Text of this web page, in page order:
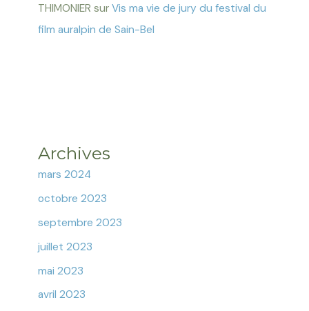
THIMONIER sur Vis ma vie de jury du festival du
film auralpin de Sain-Bel
Archives
mars 2024
octobre 2023
septembre 2023
juillet 2023
mai 2023
avril 2023